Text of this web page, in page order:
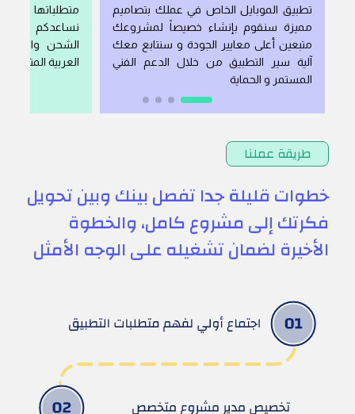
تطبيق الموبايل الخاص في عملك بتصاميم
مميزة سنقوم بإنشاء خصيصاً لمشروعك
متبعين أعلى معايير الجودة و سنتابع معك
آلية سير التطبيق من خلال الدعم الفني
المستمر و الحماية
متطلباتها و
نساعدكم في
الشحن
العربية المتحدة،
طريقة عملنا
خطوات قليلة جدا تفصل بينك وبين تحويل
فكرتك إلى مشروع كامل، والخطوة
الأخيرة لضمان تشغيله على الوجه الأمثل